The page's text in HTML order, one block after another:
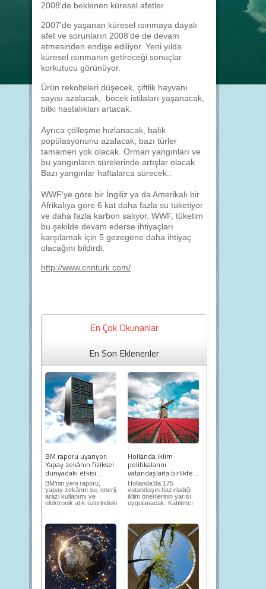
2008'de beklenen küresel afetler
2007'de yaşanan küresel ısınmaya dayalı
afet ve sorunların 2008'de de devam
etmesinden endişe ediliyor. Yeni yılda
küresel ısınmanın getireceği sonuçlar
korkutucu görünüyor.
Ürün rekolteleri düşecek, çiftlik hayvanı
sayısı azalacak, böcek istilaları yaşanacak,
bitki hastalıkları artacak.
Ayrıca çölleşme hızlanacak, balık
popülasyonunu azalacak, bazı türler
tamamen yok olacak. Orman yangınları ve
bu yangınların sürelerinde artışlar olacak.
Bazı yangınlar haftalarca sürecek..
WWF'ye göre bir İngiliz ya da Amerikalı bir
Afrikalıya göre 6 kat daha fazla su tüketiyor
ve daha fazla karbon salıyor. WWF, tüketim
bu şekilde devam ederse ihtiyaçları
karşılamak için 5 gezegene daha ihtiyaç
olacağını bildirdi.
http://www.cnnturk.com/
En Çok Okunanlar
En Son Eklenenler
BM raporu uyarıyor:
Yapay zekânın fiziksel
dünyadaki etkisi...
BM’nin yeni raporu,
yapay zekânın su, enerji,
arazi kullanımı ve
elektronik atık üzerindeki
Hollanda iklim
politikalarını
vatandaşlarla birlikte...
Hollanda’da 175
vatandaşın hazırladığı
iklim önerilerinin yarısı
uygulanacak. Katılımcı